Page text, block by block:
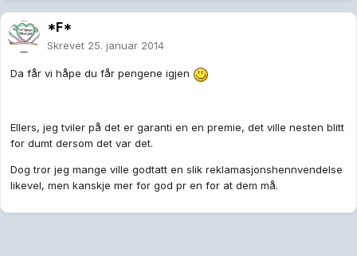
*F*
Skrevet 25. januar 2014
Da får vi håpe du får pengene igjen
Ellers, jeg tviler på det er garanti en en premie, det ville nesten blitt
for dumt dersom det var det.
Dog tror jeg mange ville godtatt en slik reklamasjonshennvendelse
likevel, men kanskje mer for god pr en for at dem må.